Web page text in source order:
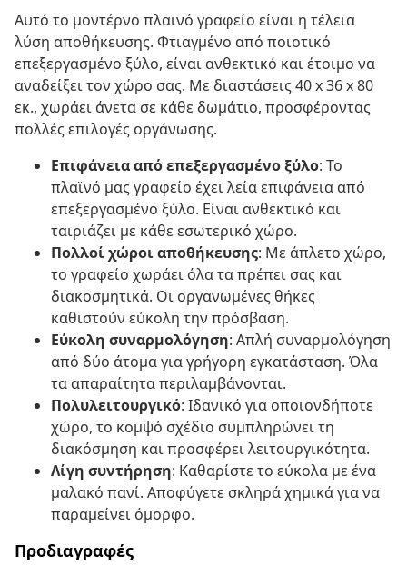
Αυτό το μοντέρνο πλαϊνό γραφείο είναι η τέλεια
λύση αποθήκευσης. Φτιαγμένο από ποιοτικό
επεξεργασμένο ξύλο, είναι ανθεκτικό και έτοιμο να
αναδείξει τον χώρο σας. Με διαστάσεις 40 x 36 x 80
εκ., χωράει άνετα σε κάθε δωμάτιο, προσφέροντας
πολλές επιλογές οργάνωσης.
Επιφάνεια από επεξεργασμένο ξύλο: Το
πλαϊνό μας γραφείο έχει λεία επιφάνεια από
επεξεργασμένο ξύλο. Είναι ανθεκτικό και
ταιριάζει με κάθε εσωτερικό χώρο.
Πολλοί χώροι αποθήκευσης: Με άπλετο χώρο,
το γραφείο χωράει όλα τα πρέπει σας και
διακοσμητικά. Οι οργανωμένες θήκες
καθιστούν εύκολη την πρόσβαση.
Εύκολη συναρμολόγηση: Απλή συναρμολόγηση
από δύο άτομα για γρήγορη εγκατάσταση. Όλα
τα απαραίτητα περιλαμβάνονται.
Πολυλειτουργικό: Ιδανικό για οποιονδήποτε
χώρο, το κομψό σχέδιο συμπληρώνει τη
διακόσμηση και προσφέρει λειτουργικότητα.
Λίγη συντήρηση: Καθαρίστε το εύκολα με ένα
μαλακό πανί. Αποφύγετε σκληρά χημικά για να
παραμείνει όμορφο.
Προδιαγραφές